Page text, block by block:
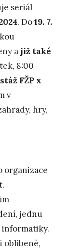
seriál
. Do19. 7.
ajiž také
8:00–
FŽP x
v
hry,
organizace
jednu
oblíbené,